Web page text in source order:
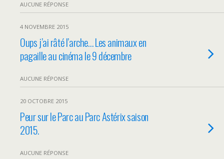
AUCUNE RÉPONSE
4 NOVEMBRE 2015
Oups j’ai râté l’arche… Les animaux en
pagaille au cinéma le 9 décembre
AUCUNE RÉPONSE
20 OCTOBRE 2015
Peur sur le Parc au Parc Astérix saison
2015.
AUCUNE RÉPONSE